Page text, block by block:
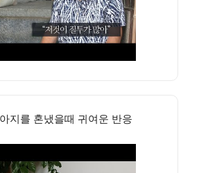
지를 혼냈을때 귀여운 반응